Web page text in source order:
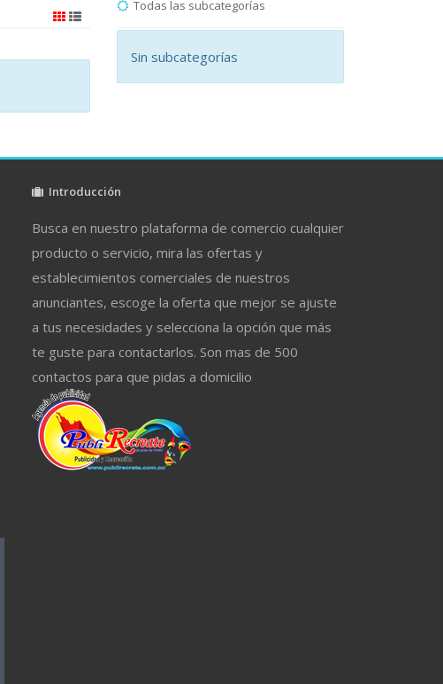
Todas las subcategorías
Sin subcategorías
Introducción
Busca en nuestro plataforma de comercio cualquier
producto o servicio, mira las ofertas y
establecimientos comerciales de nuestros
anunciantes, escoge la oferta que mejor se ajuste
a tus necesidades y selecciona la opción que más
te guste para contactarlos. Son mas de 500
contactos para que pidas a domicilio